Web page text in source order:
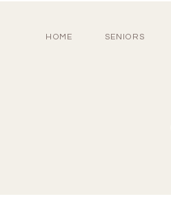
HOME SENIORS